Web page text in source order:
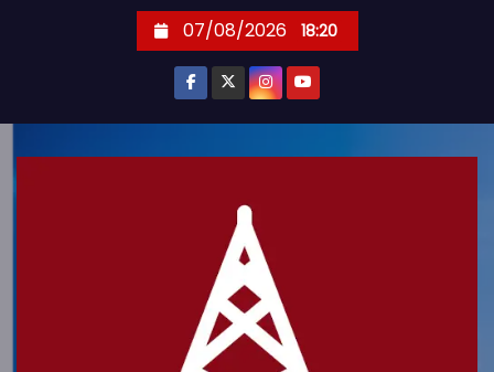
07/08/2026 18:20